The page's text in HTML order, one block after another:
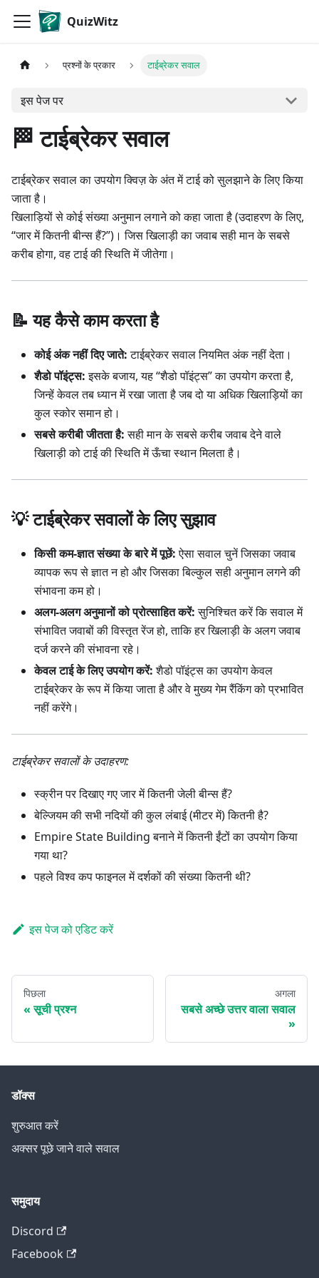
QuizWitz
प्रश्नों के प्रकार टाईब्रेकर सवाल
इस पेज पर
🏁 टाईब्रेकर सवाल
टाईब्रेकर सवाल का उपयोग क्विज़ के अंत में टाई को सुलझाने के लिए किया
जाता है।
खिलाड़ियों से कोई संख्या अनुमान लगाने को कहा जाता है (उदाहरण के लिए,
“जार में कितनी बीन्स हैं?”)। जिस खिलाड़ी का जवाब सही मान के सबसे
करीब होगा, वह टाई की स्थिति में जीतेगा।
📝 यह कैसे काम करता है
कोई अंक नहीं दिए जाते:टाईब्रेकर सवाल नियमित अंक नहीं देता।
शैडो पॉइंट्स:इसके बजाय, यह “शैडो पॉइंट्स” का उपयोग करता है,
जिन्हें केवल तब ध्यान में रखा जाता है जब दो या अधिक खिलाड़ियों का
कुल स्कोर समान हो।
सबसे करीबी जीतता है:सही मान के सबसे करीब जवाब देने वाले
खिलाड़ी को टाई की स्थिति में ऊँचा स्थान मिलता है।
💡 टाईब्रेकर सवालों के लिए सुझाव
किसी कम-ज्ञात संख्या के बारे में पूछें:ऐसा सवाल चुनें जिसका जवाब
व्यापक रूप से ज्ञात न हो और जिसका बिल्कुल सही अनुमान लगने की
संभावना कम हो।
अलग-अलग अनुमानों को प्रोत्साहित करें:सुनिश्चित करें कि सवाल में
संभावित जवाबों की विस्तृत रेंज हो, ताकि हर खिलाड़ी के अलग जवाब
दर्ज करने की संभावना रहे।
केवल टाई के लिए उपयोग करें:शैडो पॉइंट्स का उपयोग केवल
टाईब्रेकर के रूप में किया जाता है और वे मुख्य गेम रैंकिंग को प्रभावित
नहीं करेंगे।
टाईब्रेकर सवालों के उदाहरण:
स्क्रीन पर दिखाए गए जार में कितनी जेली बीन्स हैं?
बेल्जियम की सभी नदियों की कुल लंबाई (मीटर में) कितनी है?
Empire State Building बनाने में कितनी ईंटों का उपयोग किया
गया था?
पहले विश्व कप फाइनल में दर्शकों की संख्या कितनी थी?
इस पेज को एडिट करें
पिछला
सूची प्रश्न
अगला
सबसे अच्छे उत्तर वाला सवाल
डॉक्स
शुरुआत करें
अक्सर पूछे जाने वाले सवाल
समुदाय
Discord
Facebook